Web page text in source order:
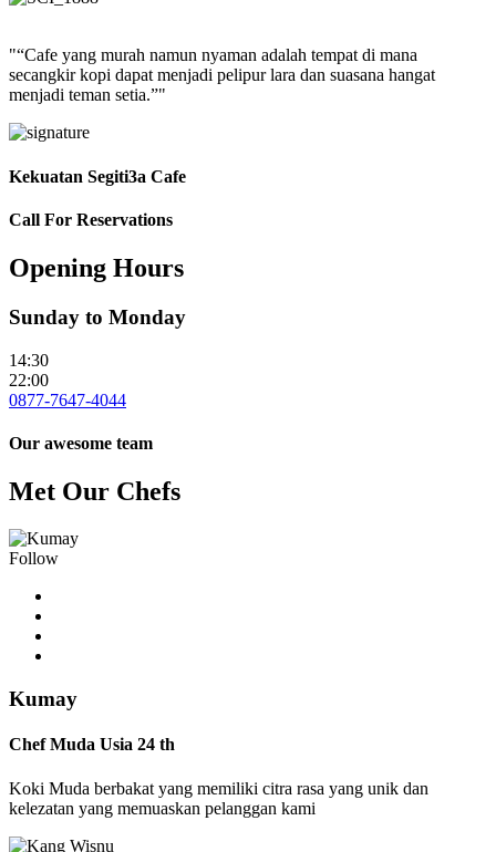
"“Cafe yang murah namun nyaman adalah tempat di mana
secangkir kopi dapat menjadi pelipur lara dan suasana hangat
menjadi teman setia.”"
Kekuatan Segiti3a Cafe
Call For Reservations
Opening Hours
Sunday to Monday
14:30
22:00
0877-7647-4044
Our awesome team
Met Our Chefs
Follow
Kumay
Chef Muda Usia 24 th
Koki Muda berbakat yang memiliki citra rasa yang unik dan
kelezatan yang memuaskan pelanggan kami